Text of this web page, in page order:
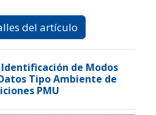
Registrarse
del artículo
de Modos
Tipo Ambiente de
PMU